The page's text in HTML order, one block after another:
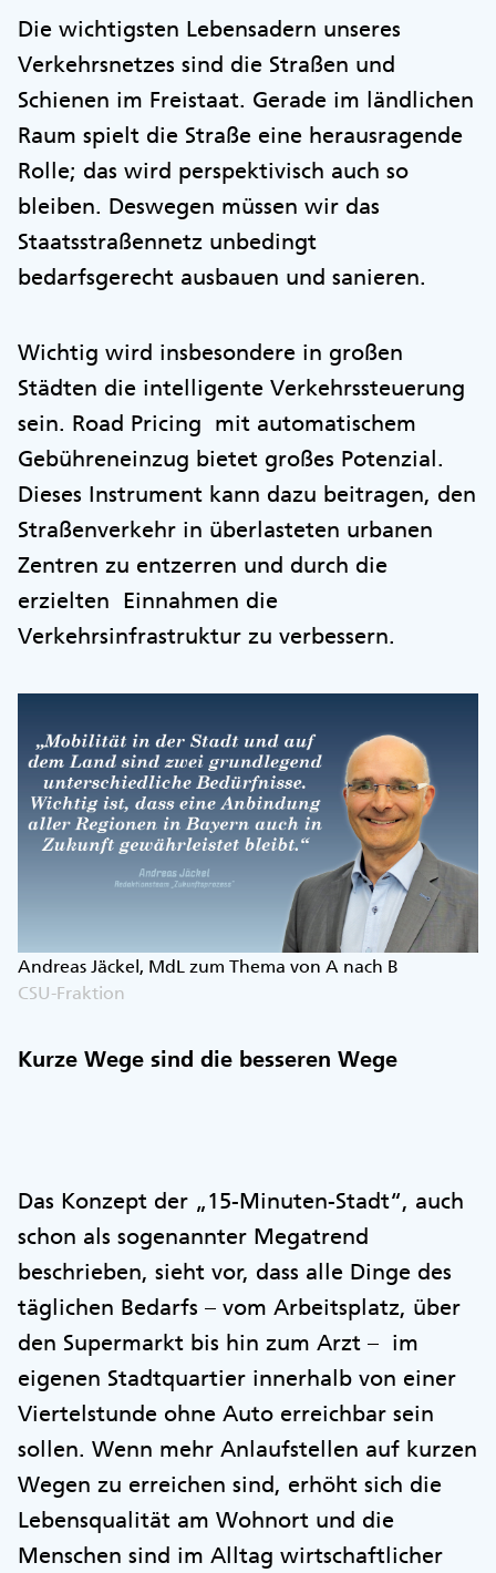
Die wichtigsten Lebensadern unseres
Verkehrsnetzes sind die Straßen und
Schienen im Freistaat. Gerade im ländlichen
Raum spielt die Straße eine herausragende
Rolle; das wird perspektivisch auch so
bleiben. Deswegen müssen wir das
Staatsstraßennetz unbedingt
bedarfsgerecht ausbauen und sanieren.
Wichtig wird insbesondere in großen
Städten die intelligente Verkehrssteuerung
sein. Road Pricing mit automatischem
Gebühreneinzug bietet großes Potenzial.
Dieses Instrument kann dazu beitragen, den
Straßenverkehr in überlasteten urbanen
Zentren zu entzerren und durch die
erzielten Einnahmen die
Verkehrsinfrastruktur zu verbessern.
Andreas Jäckel, MdL zum Thema von A nach B
CSU-Fraktion
Kurze Wege sind die besseren Wege
Das Konzept der „15-Minuten-Stadt“, auch
schon als sogenannter Megatrend
beschrieben, sieht vor, dass alle Dinge des
täglichen Bedarfs – vom Arbeitsplatz, über
den Supermarkt bis hin zum Arzt – im
eigenen Stadtquartier innerhalb von einer
Viertelstunde ohne Auto erreichbar sein
sollen. Wenn mehr Anlaufstellen auf kurzen
Wegen zu erreichen sind, erhöht sich die
Lebensqualität am Wohnort und die
Menschen sind im Alltag wirtschaftlicher